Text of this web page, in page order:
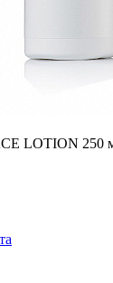
LOTION 250